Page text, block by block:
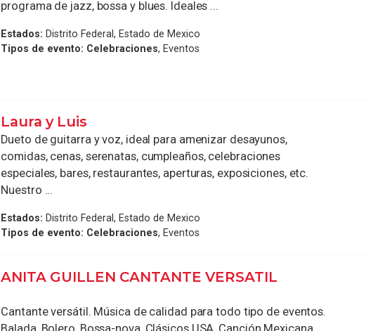
programa de jazz, bossa y blues. Ideales ...
Estados: Distrito Federal, Estado de Mexico
Tipos de evento: Celebraciones, Eventos
Laura y Luis
Dueto de guitarra y voz, ideal para amenizar desayunos,
comidas, cenas, serenatas, cumpleaños, celebraciones
especiales, bares, restaurantes, aperturas, exposiciones, etc.
Nuestro ...
Estados: Distrito Federal, Estado de Mexico
Tipos de evento: Celebraciones, Eventos
ANITA GUILLEN CANTANTE VERSATIL
Cantante versátil. Música de calidad para todo tipo de eventos.